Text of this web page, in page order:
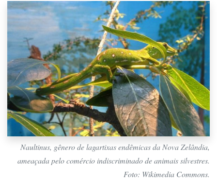
Naultinus, gênero de lagartixas endêmicas da Nova Zelândia,
ameaçada pelo comércio indiscriminado de animais silvestres.
Foto: Wikimedia Commons.